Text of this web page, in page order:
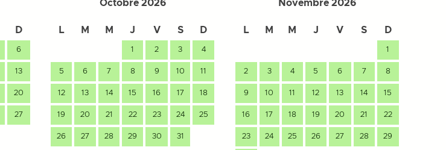
D
6
13
20
27
Octobre 2026
L M M J V S D
1 2 3 4
5 6 7 8 9 10 11
12 13 14 15 16 17 18
19 20 21 22 23 24 25
26 27 28 29 30 31
Novembre 2026
L M M J V S D
1
2 3 4 5 6 7 8
9 10 11 12 13 14 15
16 17 18 19 20 21 22
23 24 25 26 27 28 29